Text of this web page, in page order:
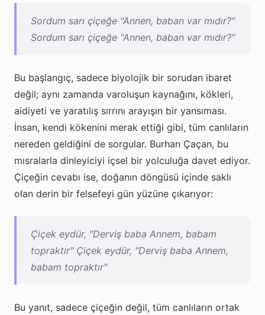
Sordum sarı çiçeğe "Annen, baban var mıdır?"
Sordum sarı çiçeğe "Annen, baban var mıdır?"
Bu başlangıç, sadece biyolojik bir sorudan ibaret
değil; aynı zamanda varoluşun kaynağını, kökleri,
aidiyeti ve yaratılış sırrını arayışın bir yansıması.
İnsan, kendi kökenini merak ettiği gibi, tüm canlıların
nereden geldiğini de sorgular. Burhan Çaçan, bu
mısralarla dinleyiciyi içsel bir yolculuğa davet ediyor.
Çiçeğin cevabı ise, doğanın döngüsü içinde saklı
olan derin bir felsefeyi gün yüzüne çıkarıyor:
Çiçek eydür, "Derviş baba Annem, babam
topraktır" Çiçek eydür, "Derviş baba Annem,
babam topraktır"
Bu yanıt, sadece çiçeğin değil, tüm canlıların ortak